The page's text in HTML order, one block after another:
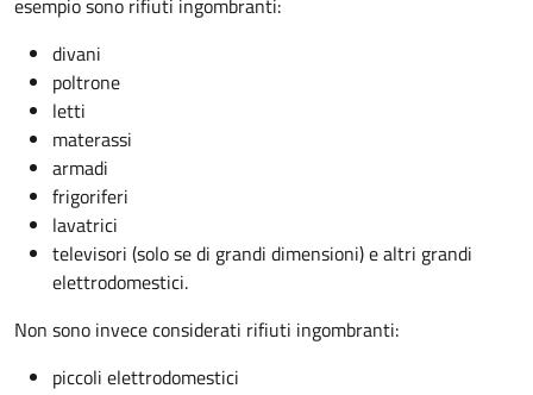
esempio sono rifiuti ingombranti:
divani
poltrone
letti
materassi
armadi
frigoriferi
lavatrici
televisori (solo se di grandi dimensioni) e altri grandi
elettrodomestici.
Non sono invece considerati rifiuti ingombranti:
piccoli elettrodomestici